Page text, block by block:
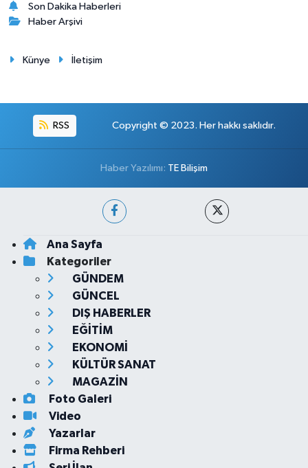
Son Dakika Haberleri
Haber Arşivi
Künye İletişim
RSS Copyright © 2023. Her hakkı saklıdır.
Haber Yazılımı: TE Bilişim
Ana Sayfa
Kategoriler
GÜNDEM
GÜNCEL
DIŞ HABERLER
EĞİTİM
EKONOMİ
KÜLTÜR SANAT
MAGAZİN
Foto Galeri
Video
Yazarlar
Firma Rehberi